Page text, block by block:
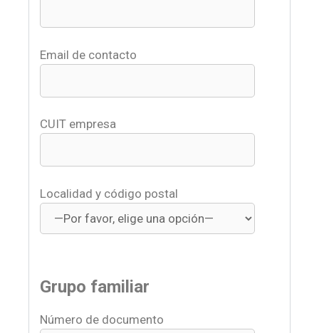
Email de contacto
CUIT empresa
Localidad y código postal
Grupo familiar
Número de documento